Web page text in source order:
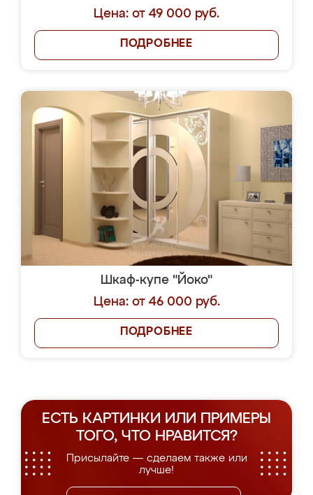
Цена: от 49 000 руб.
ПОДРОБНЕЕ
Шкаф-купе "Йоко"
Цена: от 46 000 руб.
ПОДРОБНЕЕ
ЕСТЬ КАРТИНКИ ИЛИ ПРИМЕРЫ
ТОГО, ЧТО НРАВИТСЯ?
Присылайте — сделаем также или
лучше!